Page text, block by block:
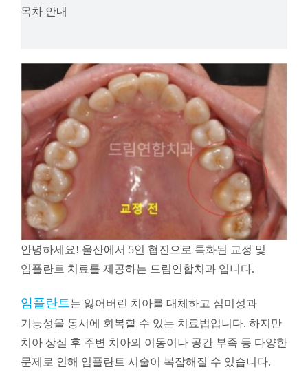
목차 안내
안녕하세요! 울산에서 5인 협진으로 특화된 교정 및
임플란트 치료를 제공하는 드림연합치과 입니다.
임플란트 는 잃어버린 치아를 대체하고 심미성과
기능성을 동시에 회복할 수 있는 치료법입니다. 하지만
치아 상실 후 주변 치아의 이동이나 공간 부족 등 다양한
문제로 인해 임플란트 시술이 복잡해질 수 있습니다.